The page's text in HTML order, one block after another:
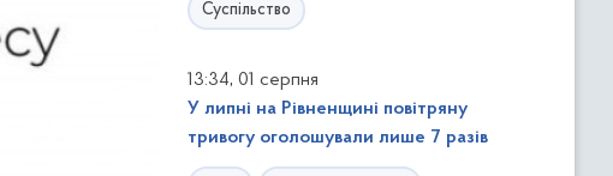
Суспільство
13:34, 01 серпня
У липні на Рівненщині повітряну
тривогу оголошували лише 7 разів